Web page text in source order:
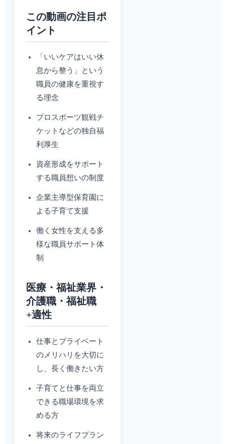
この動画の注目ポ
イント
「いいケアはいい休
息から整う」という
職員の健康を重視す
る理念
プロスポーツ観戦チ
ケットなどの独自福
利厚生
資産形成をサポート
する職員想いの制度
企業主導型保育園に
よる子育て支援
働く女性を支える多
様な職員サポート体
制
医療・福祉業界・
介護職・福祉職
+適性
仕事とプライベート
のメリハリを大切に
し、長く働きたい方
子育てと仕事を両立
できる職場環境を求
める方
将来のライフプラン